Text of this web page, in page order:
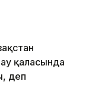
қаласында
деп